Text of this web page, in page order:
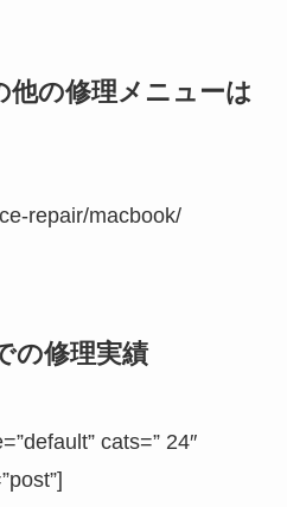
の修理メニューは
repair/macbook/
の修理実績
cats=” 24″